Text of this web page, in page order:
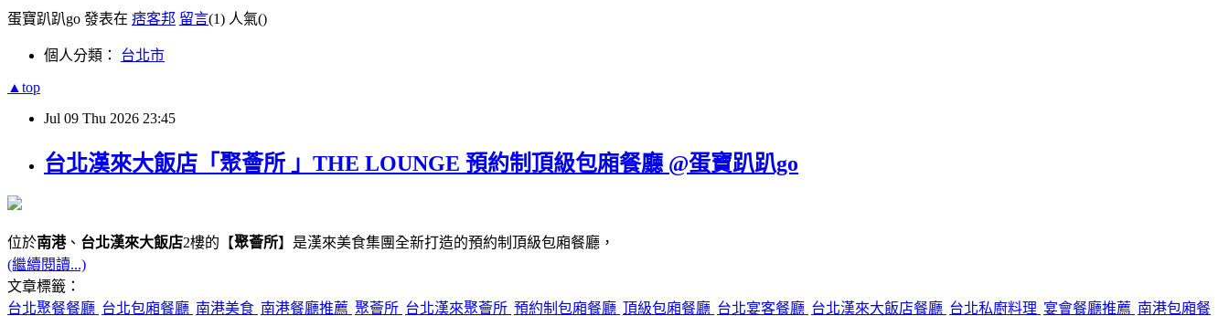
蛋寶趴趴go 發表在 痞客邦 留言(1) 人氣()
個人分類： 台北市
▲top
Jul 09 Thu 2026 23:45
台北漢來大飯店「聚薈所 」THE LOUNGE 預約制頂級包廂餐廳 @蛋寶趴趴go
位於南港、 台北漢來大飯店2樓的【聚薈所】是漢來美食集團全新打造的預約制頂級包廂餐廳，
(繼續閱讀...)
文章標籤：
台北聚餐餐廳 台北包廂餐廳 南港美食 南港餐廳推薦 聚薈所 台北漢來聚薈所 預約制包廂餐廳 頂級包廂餐廳 台北宴客餐廳 台北漢來大飯店餐廳 台北私廚料理 宴會餐廳推薦 南港包廂餐